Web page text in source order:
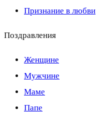
Признание в любви
Поздравления
Женщине
Мужчине
Маме
Папе